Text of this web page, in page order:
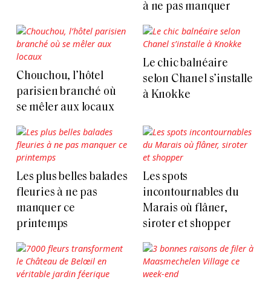
à ne pas manquer
Chouchou, l’hôtel
parisien branché où
se mêler aux locaux
Le chic balnéaire
selon Chanel s’installe
à Knokke
Les plus belles balades
fleuries à ne pas
manquer ce
printemps
Les spots
incontournables du
Marais où flâner,
siroter et shopper